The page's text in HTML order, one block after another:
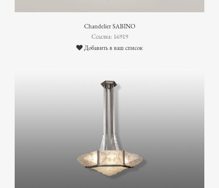
Chandelier SABINO
Ссылка: 16919
Добавить в ваш список